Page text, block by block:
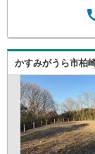
かすみがうら市柏